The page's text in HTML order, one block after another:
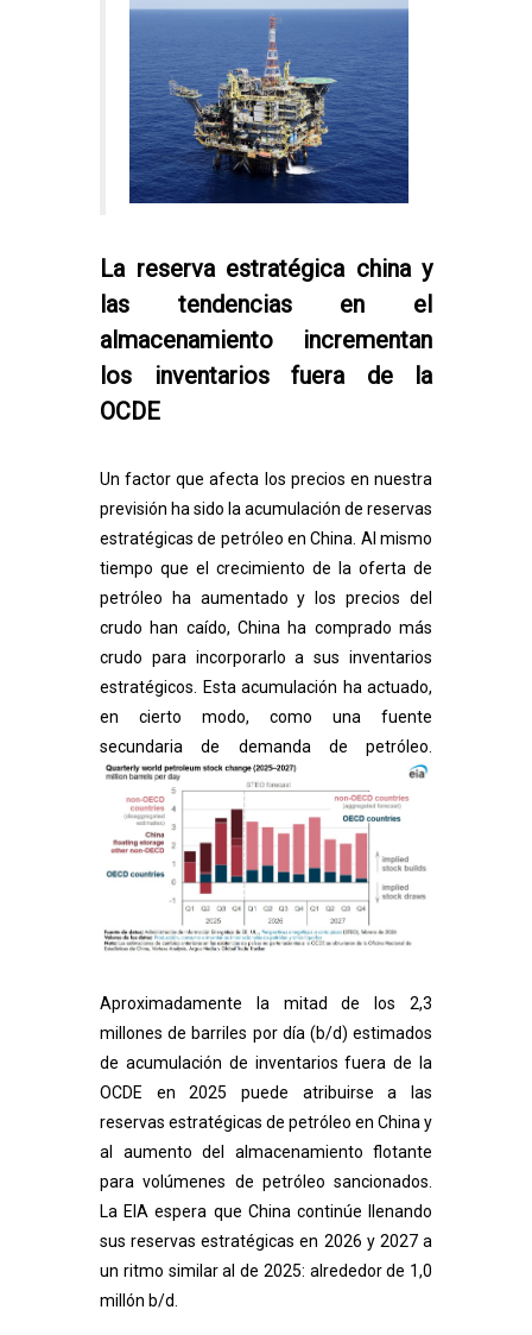
La reserva estratégica china y
las tendencias en el
almacenamiento incrementan
los inventarios fuera de la
OCDE
Un factor que afecta los precios en nuestra
previsión ha sido la acumulación de reservas
estratégicas de petróleo en China. Al mismo
tiempo que el crecimiento de la oferta de
petróleo ha aumentado y los precios del
crudo han caído, China ha comprado más
crudo para incorporarlo a sus inventarios
estratégicos. Esta acumulación ha actuado,
en cierto modo, como una fuente
secundaria de demanda de petróleo.
Aproximadamente la mitad de los 2,3
millones de barriles por día (b/d) estimados
de acumulación de inventarios fuera de la
OCDE en 2025 puede atribuirse a las
reservas estratégicas de petróleo en China y
al aumento del almacenamiento flotante
para volúmenes de petróleo sancionados.
La EIA espera que China continúe llenando
sus reservas estratégicas en 2026 y 2027 a
un ritmo similar al de 2025: alrededor de 1,0
millón b/d.